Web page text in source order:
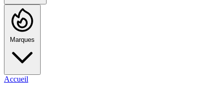
Marques
Accueil